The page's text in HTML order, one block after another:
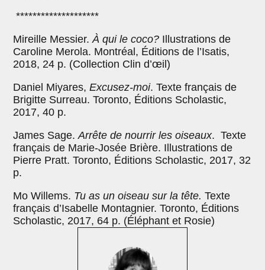
********************
Mireille Messier.À qui le coco? Illustrations de
Caroline Merola. Montréal, Éditions de l’Isatis,
2018, 24 p. (Collection Clin d’œil)
Daniel Miyares,Excusez-moi. Texte français de
Brigitte Surreau. Toronto, Éditions Scholastic,
2017, 40 p.
James Sage.Arrête de nourrir les oiseaux. Texte
français de Marie-Josée Brière. Illustrations de
Pierre Pratt. Toronto, Éditions Scholastic, 2017, 32
p.
Mo Willems. Tu as un oiseau sur la tête. Texte
français d’Isabelle Montagnier. Toronto, Éditions
Scholastic, 2017, 64 p. (Éléphant et Rosie)